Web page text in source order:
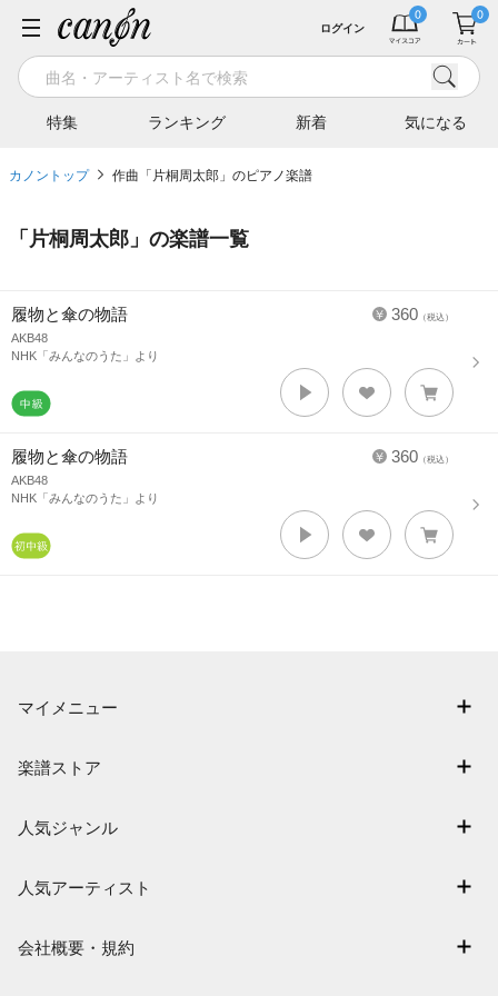
特集 ランキング 新着 気になる
ログイン
カノントップ 作曲「片桐周太郎」のピアノ楽譜
「 片桐周太郎 」の楽譜一覧
360 （税込）
履物と傘の物語
AKB48
NHK「みんなのうた」より
360 （税込）
履物と傘の物語
AKB48
NHK「みんなのうた」より
マイメニュー
退会はこちら
楽譜ストア
難易度別に探す
まもなく配信
人気ジャンル
保育
人気アーティスト
会社概要・規約